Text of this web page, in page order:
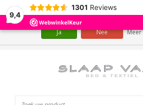
9,4
1301 Reviews
Wij slaan cookies op om onze website te
Ja Nee Meer